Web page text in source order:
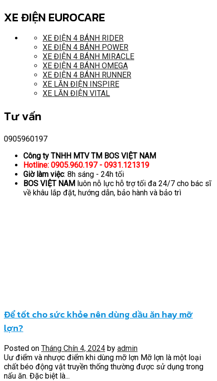
XE ĐIỆN EUROCARE
XE ĐIỆN 4 BÁNH RIDER
XE ĐIỆN 4 BÁNH POWER
XE ĐIỆN 4 BÁNH MIRACLE
XE ĐIỆN 4 BÁNH OMEGA
XE ĐIỆN 4 BÁNH RUNNER
XE LĂN ĐIỆN INSPIRE
XE LĂN ĐIỆN VITAL
Tư vấn
0905960197
Công ty TNHH MTV TM BOS VIỆT NAM
Hotline: 0905.960.197 - 0931.121319
Giờ làm việc: 8h sáng - 24h tối
BOS VIỆT NAM luôn nỗ lực hỗ trợ tối đa 24/7 cho bác sĩ
về khâu lắp đặt, hướng dẫn, bảo hành và bảo trì
Để tốt cho sức khỏe nên dùng dầu ăn hay mỡ
lợn?
Posted on Tháng Chín 4, 2024 by admin
Uư điểm và nhược điểm khi dùng mỡ lợn Mỡ lợn là một loại
chất béo động vật truyền thống thường được sử dụng trong
nấu ăn. Đặc biệt là...